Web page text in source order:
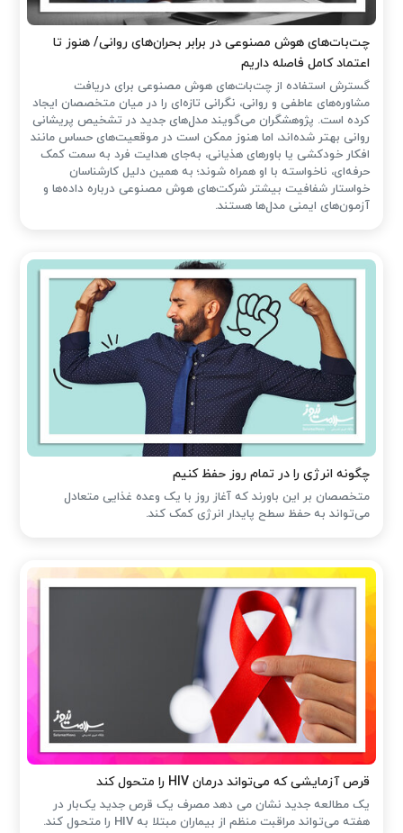
چت‌بات‌های هوش مصنوعی در برابر بحران‌های روانی/ هنوز تا
اعتماد کامل فاصله داریم
گسترش استفاده از چت‌بات‌های هوش مصنوعی برای دریافت
مشاوره‌های عاطفی و روانی، نگرانی تازه‌ای را در میان متخصصان ایجاد
کرده است. پژوهشگران می‌گویند مدل‌های جدید در تشخیص پریشانی
روانی بهتر شده‌اند، اما هنوز ممکن است در موقعیت‌های حساس مانند
افکار خودکشی یا باورهای هذیانی، به‌جای هدایت فرد به سمت کمک
حرفه‌ای، ناخواسته با او همراه شوند؛ به همین دلیل کارشناسان
خواستار شفافیت بیشتر شرکت‌های هوش مصنوعی درباره داده‌ها و
آزمون‌های ایمنی مدل‌ها هستند.
چگونه انرژی را در تمام روز حفظ کنیم
متخصصان بر این باورند که آغاز روز با یک وعده غذایی متعادل
می‌تواند به حفظ سطح پایدار انرژی کمک کند.
قرص آزمایشی که می‌تواند درمان HIV را متحول کند
یک مطالعه جدید نشان می دهد مصرف یک قرص جدید یک‌بار در
هفته می‌تواند مراقبت منظم از بیماران مبتلا به HIV را متحول کند.